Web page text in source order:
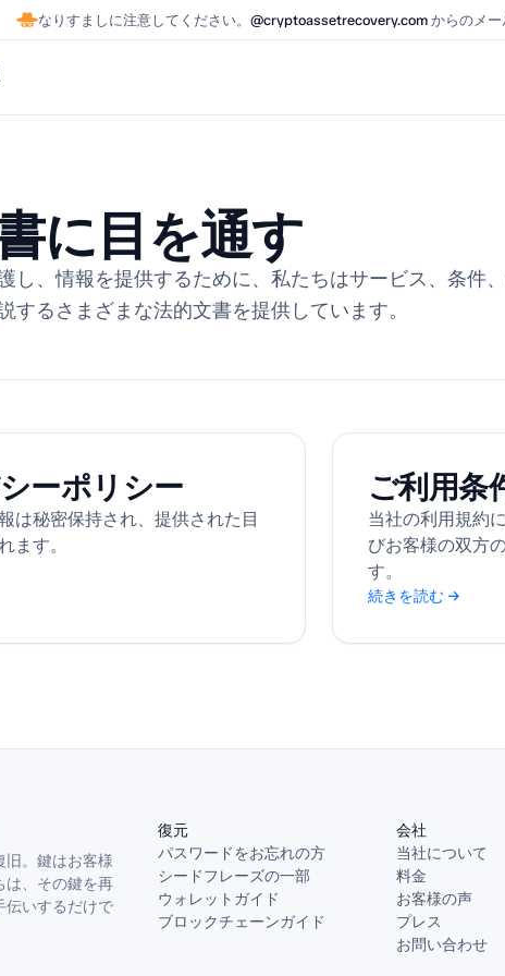
なりすましに注意してください。 @cryptoassetrecovery.com からのメー
に目を通す
し、情報を提供するために、私たちはサービス、条件
するさまざまな法的文書を提供しています。
ーポリシー
は秘密保持され、提供された目
ます。
ご利用条
当社の利用規約
びお客様の双方
す。
続きを読む →
旧。鍵はお客様
は、その鍵を再
伝いするだけで
復元
パスワードをお忘れの方
シードフレーズの一部
ウォレットガイド
ブロックチェーンガイド
会社
当社について
料金
お客様の声
プレス
お問い合わせ